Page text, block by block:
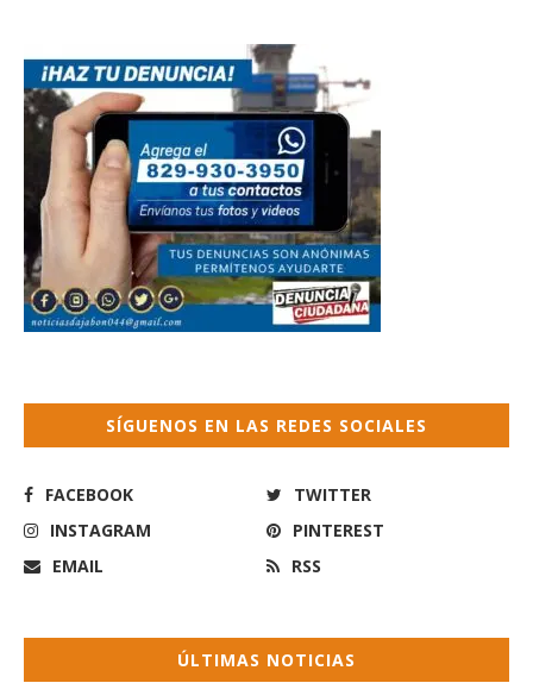
SÍGUENOS EN LAS REDES SOCIALES
FACEBOOK
TWITTER
INSTAGRAM
PINTEREST
EMAIL
RSS
ÚLTIMAS NOTICIAS